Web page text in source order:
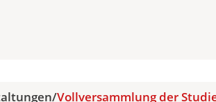
/Vollversammlung der